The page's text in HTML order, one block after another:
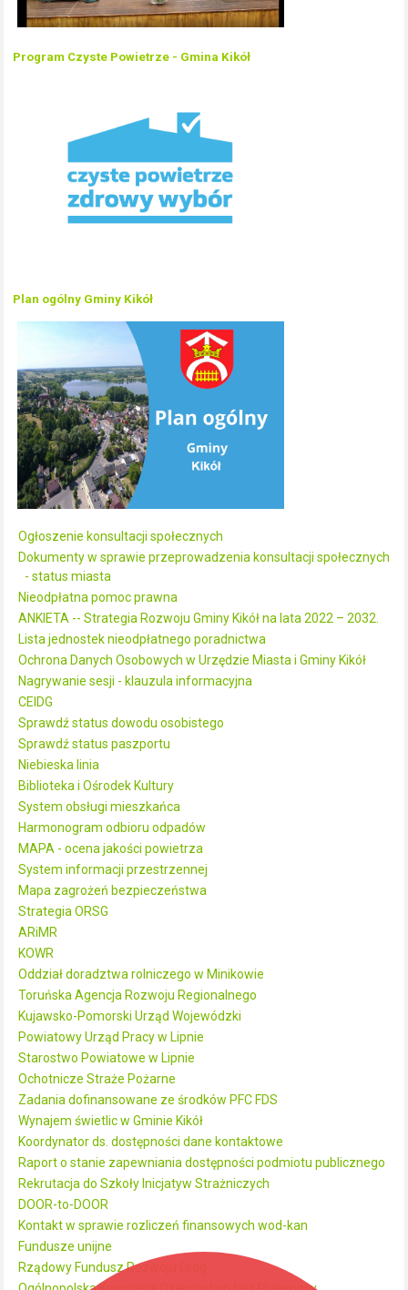
Program Czyste Powietrze - Gmina Kikół
Plan ogólny Gminy Kikół
Ogłoszenie konsultacji społecznych
Dokumenty w sprawie przeprowadzenia konsultacji społecznych
- status miasta
Nieodpłatna pomoc prawna
ANKIETA -- Strategia Rozwoju Gminy Kikół na lata 2022 – 2032.
Lista jednostek nieodpłatnego poradnictwa
Ochrona Danych Osobowych w Urzędzie Miasta i Gminy Kikół
Nagrywanie sesji - klauzula informacyjna
CEIDG
Sprawdź status dowodu osobistego
Sprawdź status paszportu
Niebieska linia
Biblioteka i Ośrodek Kultury
System obsługi mieszkańca
Harmonogram odbioru odpadów
MAPA - ocena jakości powietrza
System informacji przestrzennej
Mapa zagrożeń bezpieczeństwa
Strategia ORSG
ARiMR
KOWR
Oddział doradztwa rolniczego w Minikowie
Toruńska Agencja Rozwoju Regionalnego
Kujawsko-Pomorski Urząd Wojewódzki
Powiatowy Urząd Pracy w Lipnie
Starostwo Powiatowe w Lipnie
Ochotnicze Straże Pożarne
Zadania dofinansowane ze środków PFC FDS
Wynajem świetlic w Gminie Kikół
Koordynator ds. dostępności dane kontaktowe
Raport o stanie zapewniania dostępności podmiotu publicznego
Rekrutacja do Szkoły Inicjatyw Strażniczych
DOOR-to-DOOR
Kontakt w sprawie rozliczeń finansowych wod-kan
Fundusze unijne
Rządowy Fundusz Rozwoju Dróg